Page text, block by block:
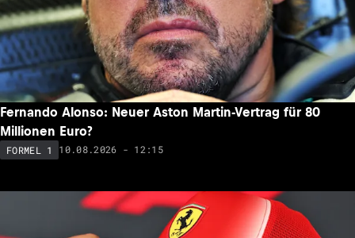
Fernando Alonso: Neuer Aston Martin-Vertrag für 80
Millionen Euro?
FORMEL 1 10.08.2026 - 12:15